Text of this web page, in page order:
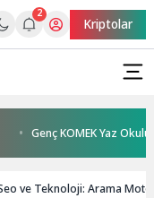
2
Kriptolar
Genç KOMEK Yaz Okulu
ve Teknoloji: Arama